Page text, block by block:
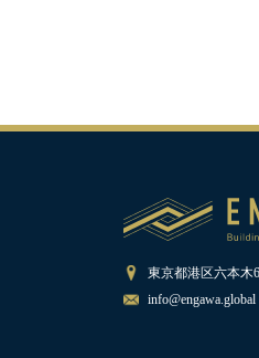
東京都港区六本木
info@engawa.global